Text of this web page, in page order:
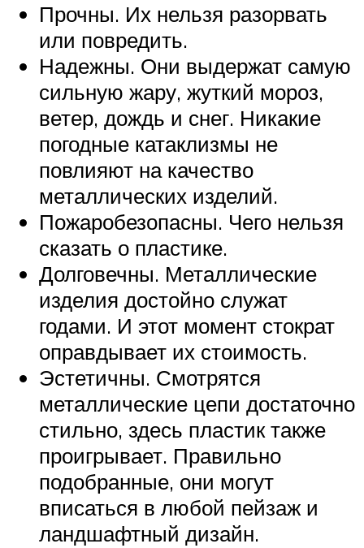
Прочны. Их нельзя разорвать
или повредить.
Надежны. Они выдержат самую
сильную жару, жуткий мороз,
ветер, дождь и снег. Никакие
погодные катаклизмы не
повлияют на качество
металлических изделий.
Пожаробезопасны. Чего нельзя
сказать о пластике.
Долговечны. Металлические
изделия достойно служат
годами. И этот момент стократ
оправдывает их стоимость.
Эстетичны. Смотрятся
металлические цепи достаточно
стильно, здесь пластик также
проигрывает. Правильно
подобранные, они могут
вписаться в любой пейзаж и
ландшафтный дизайн.